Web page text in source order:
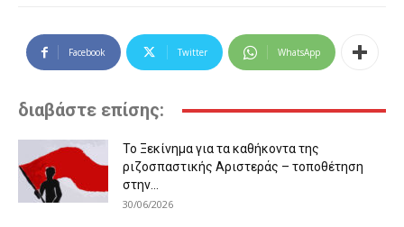
Facebook Twitter WhatsApp
διαβάστε επίσης:
Το Ξεκίνημα για τα καθήκοντα της
ριζοσπαστικής Αριστεράς – τοποθέτηση
στην...
30/06/2026